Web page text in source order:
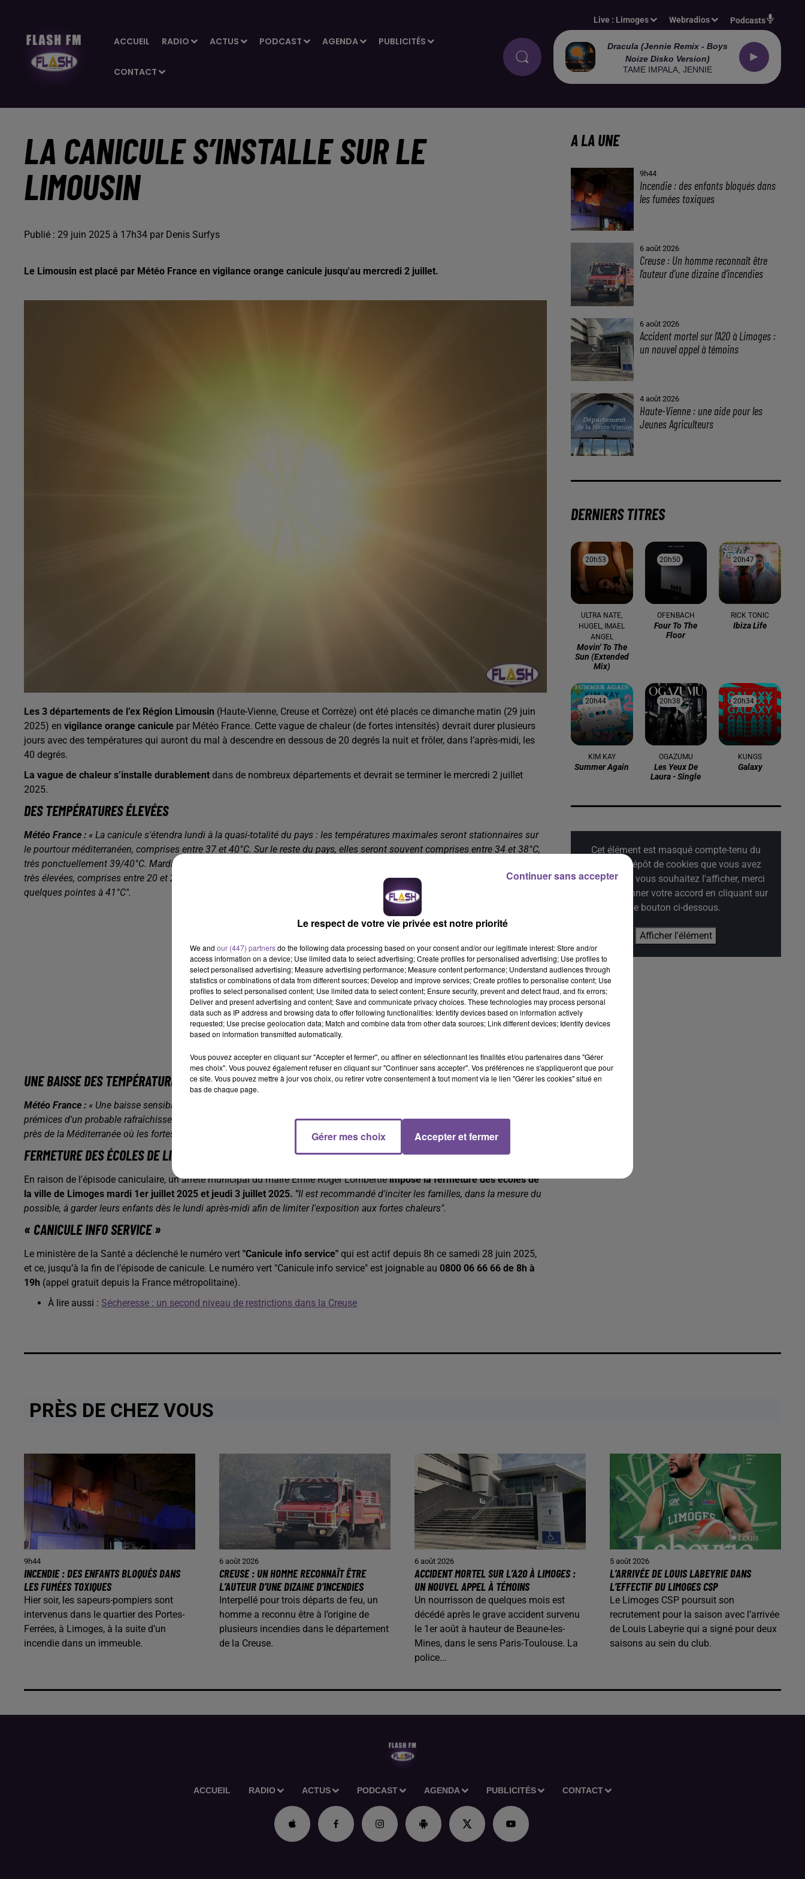
ACCUEIL RADIO ACTUS PODCAST AGENDA PUBLICITÉS
CONTACT
Live : Limoges Webradios Podcasts
Dracula (jennie Remix - Boys
Noize Disko Version)
TAME IMPALA, JENNIE
LA CANICULE S’INSTALLE SUR LE
LIMOUSIN
Publié : 29 juin 2025 à 17h34 par Denis Surfys
Le Limousin est placé par Météo France en vigilance orange canicule jusqu'au mercredi 2 juillet.
Les 3 départements de l’ex Région Limousin (Haute-Vienne, Creuse et Corrèze) ont été placés ce dimanche matin (29 juin
2025) en vigilance orange canicule par Météo France. Cette vague de chaleur (de fortes intensités) devrait durer plusieurs
jours avec des températures qui auront du mal à descendre en dessous de 20 degrés la nuit et frôler, dans l’après-midi, les
40 degrés.
La vague de chaleur s’installe durablement dans de nombreux départements et devrait se terminer le mercredi 2 juillet
2025.
DES TEMPÉRATURES ÉLEVÉES
Météo France : « La canicule s'étendra lundi à la quasi-totalité du pays : les températures maximales seront stationnaires sur
le pourtour méditerranéen, comprises entre 37 et 40°C. Sur le reste du pays, elles seront souvent comprises entre 34 et 38°C,
très ponctuellement 39/40°C. Mardi et mercredi constitueront le paroxysme de cet épisode caniculaire avec des minimales,
très élevées, comprises entre 20 et 24°C voire un peu plus très localement et des maximales atteignant 36 à 40°C avec
quelques pointes à 41°C".
UNE BAISSE DES TEMPÉRATURES ATTENDUE MERCREDI
Météo France : « Une baisse sensible s'amorcera mercredi sur les régions proches de la Manche et la façade atlantique,
prémices d'un probable rafraîchissement sensible jeudi d'ouest en est, se généralisant à tout le pays en fin de semaine, sauf
près de la Méditerranée où les fortes chaleurs pourraient persister ».
FERMETURE DES ÉCOLES DE LIMOGES MARDI ET JEUDI
En raison de l'épisode caniculaire, un arrêté municipal du maire Emile Roger Lombertieimpose la fermeture des écoles de
la ville de Limoges mardi 1er juillet 2025 et jeudi 3 juillet 2025. "Il est recommandé d'inciter les familles, dans la mesure du
possible, à garder leurs enfants dès le lundi après-midi afin de limiter l'exposition aux fortes chaleurs".
« CANICULE INFO SERVICE »
Le ministère de la Santé a déclenché le numéro vert "Canicule info service" qui est actif depuis 8h ce samedi 28 juin 2025,
et ce, jusqu’à la fin de l’épisode de canicule. Le numéro vert "Canicule info service" est joignable au 0800 06 66 66 de 8h à
19h (appel gratuit depuis la France métropolitaine).
À lire aussi : Sécheresse : un second niveau de restrictions dans la Creuse
A LA UNE
9h44
Incendie : des enfants bloqués dans
les fumées toxiques
6 août 2026
Creuse : Un homme reconnaît être
l’auteur d’une dizaine d’incendies
6 août 2026
Accident mortel sur l’A20 à Limoges :
un nouvel appel à témoins
4 août 2026
Haute-Vienne : une aide pour les
Jeunes Agriculteurs
DERNIERS TITRES
20h53
20h53
ULTRA NATE,
HUGEL, IMAEL
ANGEL
Movin' To The
Sun (extended
Mix)
20h50
20h50
OFENBACH
Four To The
Floor
20h47
20h47
RICK TONIC
Ibiza Life
20h44
20h44
KIM KAY
Summer Again
20h38
20h38
OGAZUMU
Les Yeux De
Laura - Single
20h34
20h34
KUNGS
Galaxy
Cet élément est masqué compte-tenu du
refus du dépôt de cookies que vous avez
exprimé. Si vous souhaitez l'afficher, merci
de nous donner votre accord en cliquant sur
le bouton ci-dessous.
Afficher l'élément
PRÈS DE CHEZ VOUS
9h44
INCENDIE : DES ENFANTS BLOQUÉS DANS
LES FUMÉES TOXIQUES
Hier soir, les sapeurs-pompiers sont
intervenus dans le quartier des Portes-
Ferrées, à Limoges, à la suite d’un
incendie dans un immeuble.
6 août 2026
CREUSE : UN HOMME RECONNAÎT ÊTRE
L’AUTEUR D’UNE DIZAINE D’INCENDIES
Interpellé pour trois départs de feu, un
homme a reconnu être à l’origine de
plusieurs incendies dans le département
de la Creuse.
6 août 2026
ACCIDENT MORTEL SUR L’A20 À LIMOGES :
UN NOUVEL APPEL À TÉMOINS
Un nourrisson de quelques mois est
décédé après le grave accident survenu
le 1er août à hauteur de Beaune-les-
Mines, dans le sens Paris-Toulouse. La
police...
5 août 2026
L’ARRIVÉE DE LOUIS LABEYRIE DANS
L’EFFECTIF DU LIMOGES CSP
Le Limoges CSP poursuit son
recrutement pour la saison avec l’arrivée
de Louis Labeyrie qui a signé pour deux
saisons au sein du club.
ACCUEIL RADIO ACTUS PODCAST AGENDA PUBLICITÉS CONTACT
Le respect de votre vie privée est notre priorité
We and our (447) partnersdo the following data processing based on your consent and/or our legitimate interest: Store and/or
access information on a device; Use limited data to select advertising; Create profiles for personalised advertising; Use profiles to
select personalised advertising; Measure advertising performance; Measure content performance; Understand audiences through
statistics or combinations of data from different sources; Develop and improve services; Create profiles to personalise content; Use
profiles to select personalised content; Use limited data to select content; Ensure security, prevent and detect fraud, and fix errors;
Deliver and present advertising and content; Save and communicate privacy choices. These technologies may process personal
data such as IP address and browsing data to offer following functionalities: Identify devices based on information actively
requested; Use precise geolocation data; Match and combine data from other data sources; Link different devices; Identify devices
based on information transmitted automatically.
Vous pouvez accepter en cliquant sur "Accepter et fermer", ou affiner en sélectionnant les finalités et/ou partenaires dans "Gérer
mes choix". Vous pouvez également refuser en cliquant sur "Continuer sans accepter". Vos préférences ne s'appliqueront que pour
ce site. Vous pouvez mettre à jour vos choix, ou retirer votre consentement à tout moment via le lien "Gérer les cookies" situé en
bas de chaque page.
Gérer mes choix Accepter et fermer
Continuer sans accepter